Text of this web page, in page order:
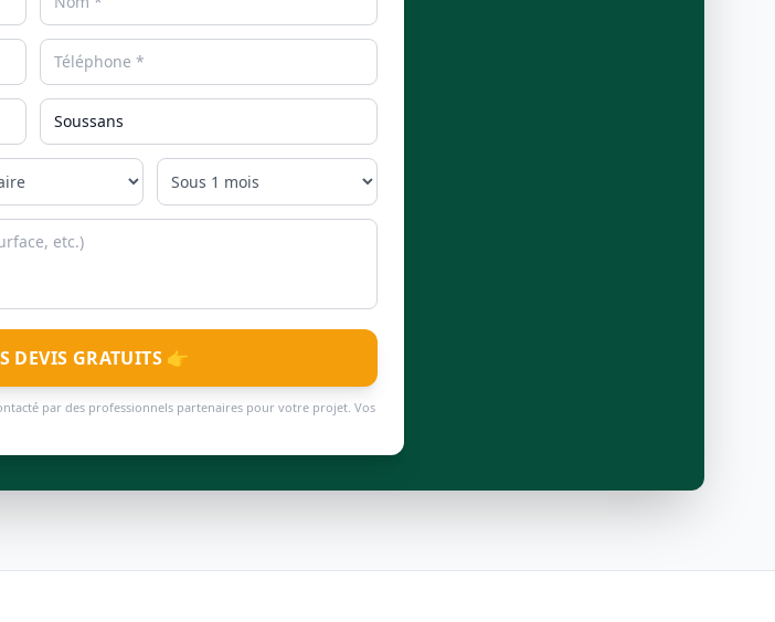
DEVIS GRATUITS 👉
par des professionnels partenaires pour votre projet. Vos